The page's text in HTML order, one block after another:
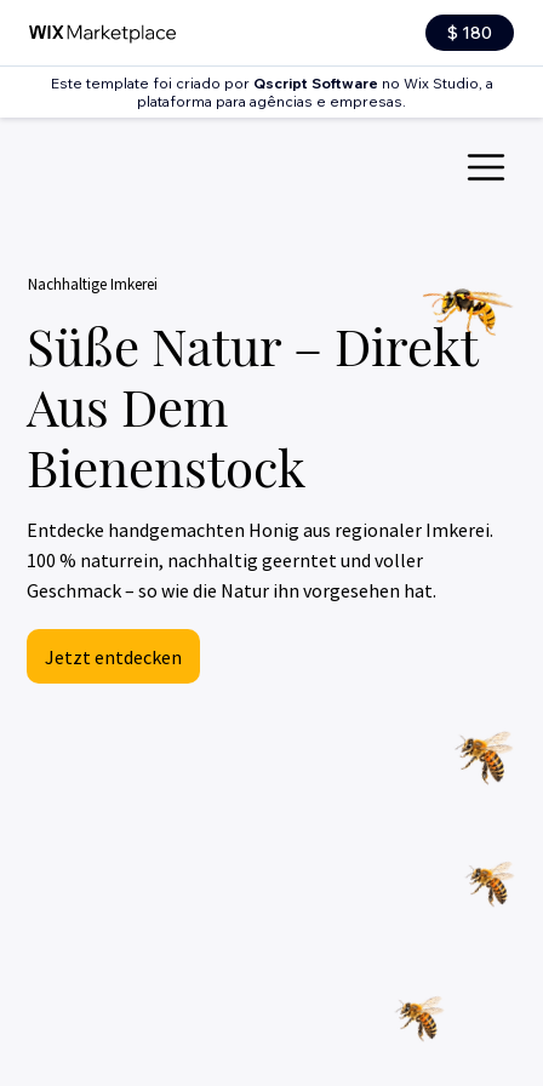
$ 180
Este template foi criado por Qscript Software no Wix Studio, a
plataforma para agências e empresas.